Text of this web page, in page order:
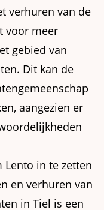
verhuren van de
voor meer
gebied van
Dit kan de
aangezien er
Lento in te zetten
en verhuren van
in Tiel is een